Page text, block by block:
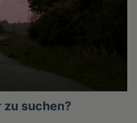
zu suchen?